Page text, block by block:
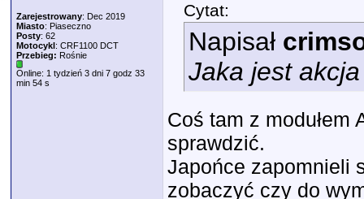
Zarejestrowany: Dec 2019
Miasto: Piaseczno
Posty: 62
Motocykl: CRF1100 DCT
Przebieg: Rośnie
Online: 1 tydzień 3 dni 7 godz 33
min 54 s
Cytat:
Napisał
Jaka jest
Coś tam z modułem
sprawdzić.
Japońce zapomnieli
zobaczyć czy do